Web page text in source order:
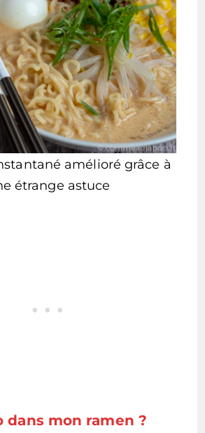
amélioré grâce à
étrange astuce
dans mon ramen ?